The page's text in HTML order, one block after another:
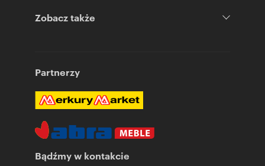
Zobacz także
Partnerzy
Bądźmy w kontakcie